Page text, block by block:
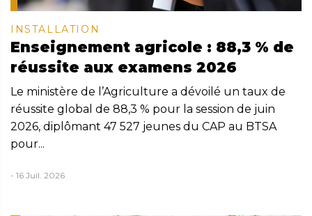
INSTALLATION
Enseignement agricole : 88,3 % de
réussite aux examens 2026
Le ministère de l’Agriculture a dévoilé un taux de
réussite global de 88,3 % pour la session de juin
2026, diplômant 47 527 jeunes du CAP au BTSA
pour...
- 16 Juil. 2026